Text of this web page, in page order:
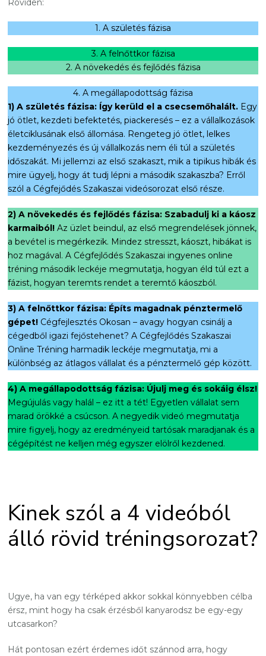
Röviden:
1. A születés fázisa
3. A felnőttkor fázisa
2. A növekedés és fejlődés fázisa
4. A megállapodottság fázisa
1) A születés fázisa: Így kerüld el a csecsemőhalált. Egy
jó ötlet, kezdeti befektetés, piackeresés – ez a vállalkozások
életciklusának első állomása. Rengeteg jó ötlet, lelkes
kezdeményezés és új vállalkozás nem éli túl a születés
időszakát. Mi jellemzi az első szakaszt, mik a tipikus hibák és
mire ügyelj, hogy át tudj lépni a második szakaszba? Erről
szól a Cégfejődés Szakaszai videósorozat első része.
2) A növekedés és fejlődés fázisa: Szabadulj ki a káosz
karmaiból! Az üzlet beindul, az első megrendelések jönnek,
a bevétel is megérkezik. Mindez stresszt, káoszt, hibákat is
hoz magával. A Cégfejlődés Szakaszai ingyenes online
tréning második leckéje megmutatja, hogyan éld túl ezt a
fázist, hogyan teremts rendet a teremtő káoszból.
3) A felnőttkor fázisa: Építs magadnak pénztermelő
gépet! Cégfejlesztés Okosan – avagy hogyan csinálj a
cégedből igazi fejőstehenet? A Cégfejlődés Szakaszai
Online Tréning harmadik leckéje megmutatja, mi a
különbség az átlagos vállalat és a pénztermelő gép között.
4) A megállapodottság fázisa: Újulj meg és sokáig élsz!
Megújulás vagy halál – ez itt a tét! Egyetlen vállalat sem
marad örökké a csúcson. A negyedik videó megmutatja
mire figyelj, hogy az eredményeid tartósak maradjanak és a
cégépítést ne kelljen még egyszer elölről kezdened.
Kinek szól a 4 videóból
álló rövid tréningsorozat?
Ugye, ha van egy térképed akkor sokkal könnyebben célba
érsz, mint hogy ha csak érzésből kanyarodsz be egy-egy
utcasarkon?
Hát pontosan ezért érdemes időt szánnod arra, hogy